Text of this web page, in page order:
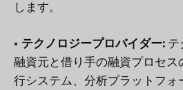
します。
• テクノロジープロバイダー: テ
融資元と借り手の融資プロセス
行システム、分析プラットフォ